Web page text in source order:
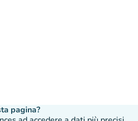
pagina?